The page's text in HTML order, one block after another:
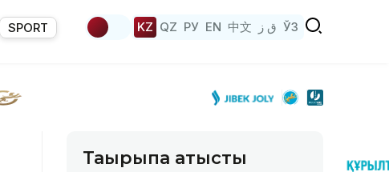
SPORT KZ QZ РУ EN 中文 ق ز ЎЗ
Тақырыпқа қатысты